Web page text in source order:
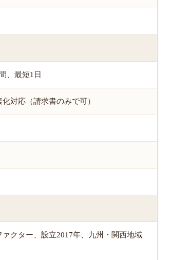
、最短1日
対応（請求書のみで可）
ァクター、設立2017年、九州・関西地域